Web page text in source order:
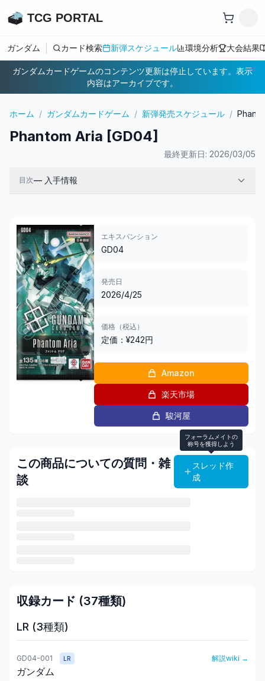
TCG PORTAL
ガンダム カード検索 新弾スケジュール 環境分析 大会結果
ガンダムカードゲームのコンテンツ更新は停止しています。表示
内容はアーカイブです。
ホーム / ガンダムカードゲーム / 新弾発売スケジュール /
Phantom Aria [GD04]
最終更新日: 2026/03/05
目次— 入手情報
エキスパンション
GD04
発売日
2026/4/25
価格（税込）
定価：¥242円
Amazon
楽天市場
駿河屋
この商品についての質問・雑
談
フォーラムメイトの
称号を獲得しよう
スレッド作
成
収録カード (37種類)
LR (3種類)
GD04-001 LR 解説wiki →
ガンダム